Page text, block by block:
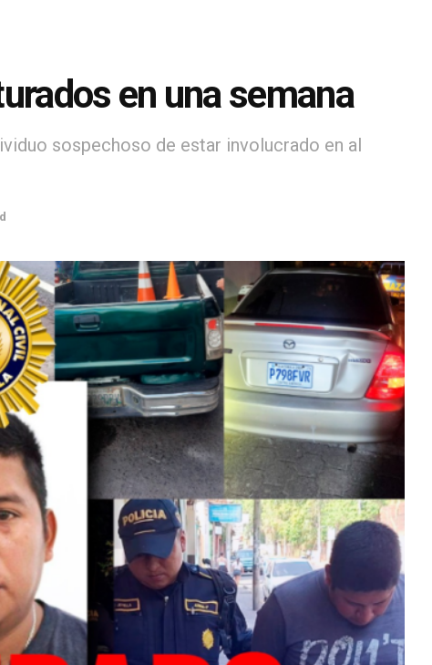
en una semana
sospechoso de estar involucrado en al